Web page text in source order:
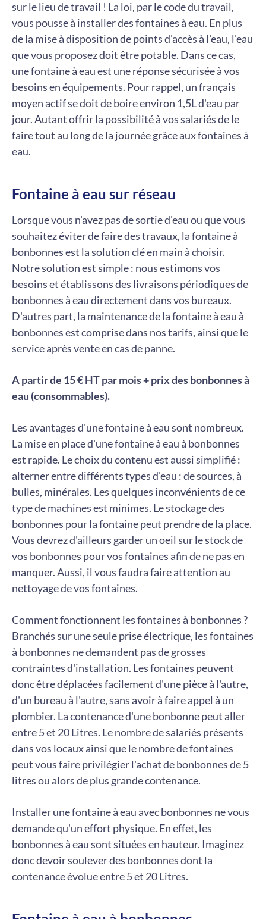
sur le lieu de travail ! La loi, par le code du travail,
vous pousse à installer des fontaines à eau. En plus
de la mise à disposition de points d'accès à l'eau, l'eau
que vous proposez doit être potable. Dans ce cas,
une fontaine à eau est une réponse sécurisée à vos
besoins en équipements. Pour rappel, un français
moyen actif se doit de boire environ 1,5L d'eau par
jour. Autant offrir la possibilité à vos salariés de le
faire tout au long de la journée grâce aux fontaines à
eau.
Fontaine à eau sur réseau
Lorsque vous n'avez pas de sortie d'eau ou que vous
souhaitez éviter de faire des travaux, la fontaine à
bonbonnes est la solution clé en main à choisir.
Notre solution est simple : nous estimons vos
besoins et établissons des livraisons périodiques de
bonbonnes à eau directement dans vos bureaux.
D'autres part, la maintenance de la fontaine à eau à
bonbonnes est comprise dans nos tarifs, ainsi que le
service après vente en cas de panne.
A partir de 15 € HT par mois + prix des bonbonnes à
eau (consommables).
Les avantages d'une fontaine à eau sont nombreux.
La mise en place d'une fontaine à eau à bonbonnes
est rapide. Le choix du contenu est aussi simplifié :
alterner entre différents types d'eau : de sources, à
bulles, minérales. Les quelques inconvénients de ce
type de machines est minimes. Le stockage des
bonbonnes pour la fontaine peut prendre de la place.
Vous devrez d'ailleurs garder un oeil sur le stock de
vos bonbonnes pour vos fontaines afin de ne pas en
manquer. Aussi, il vous faudra faire attention au
nettoyage de vos fontaines.
Comment fonctionnent les fontaines à bonbonnes ?
Branchés sur une seule prise électrique, les fontaines
à bonbonnes ne demandent pas de grosses
contraintes d'installation. Les fontaines peuvent
donc être déplacées facilement d'une pièce à l'autre,
d'un bureau à l'autre, sans avoir à faire appel à un
plombier. La contenance d'une bonbonne peut aller
entre 5 et 20 Litres. Le nombre de salariés présents
dans vos locaux ainsi que le nombre de fontaines
peut vous faire privilégier l'achat de bonbonnes de 5
litres ou alors de plus grande contenance.
Installer une fontaine à eau avec bonbonnes ne vous
demande qu'un effort physique. En effet, les
bonbonnes à eau sont situées en hauteur. Imaginez
donc devoir soulever des bonbonnes dont la
contenance évolue entre 5 et 20 Litres.